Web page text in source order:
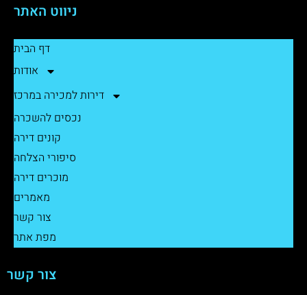
ניווט האתר
דף הבית
אודות
דירות למכירה במרכז
נכסים להשכרה
קונים דירה
סיפורי הצלחה
מוכרים דירה
מאמרים
צור קשר
מפת אתר
צור קשר